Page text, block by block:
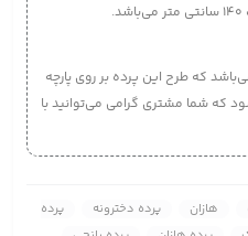
که طرح این پرده بر روی پارچه
که شما مشتری گرامی می‌توانید با
هازان پرده دخترونه
پرده